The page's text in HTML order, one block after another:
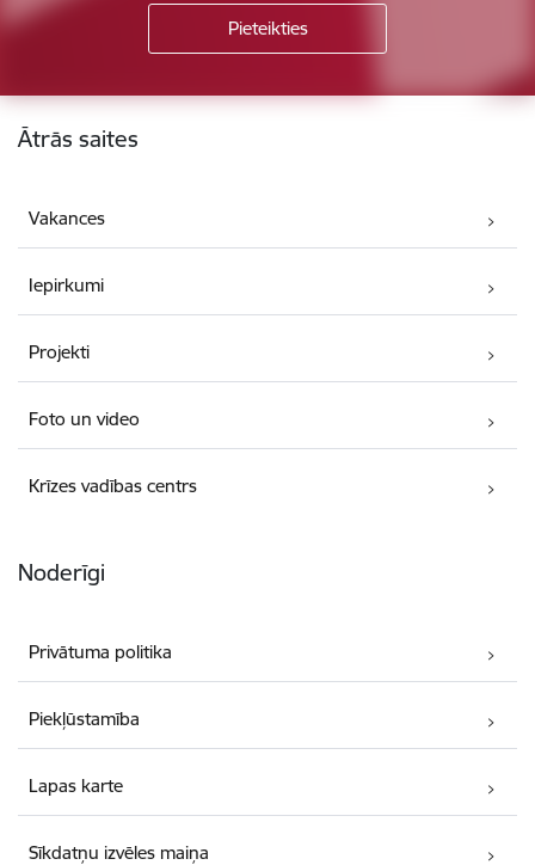
Kājene
Ātrās saites
Vakances
Iepirkumi
Projekti
Foto un video
Krīzes vadības centrs
Noderīgi
Privātuma politika
Piekļūstamība
Lapas karte
Sīkdatņu izvēles maiņa